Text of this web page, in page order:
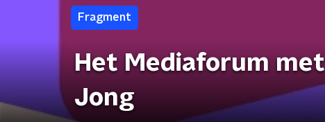
Fragment
Het Mediaforum
Jong